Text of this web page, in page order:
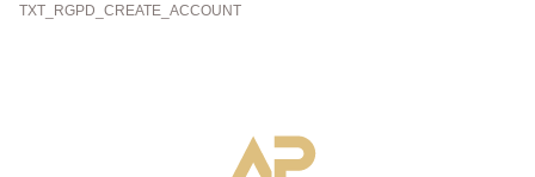
TXT_RGPD_CREATE_ACCOUNT